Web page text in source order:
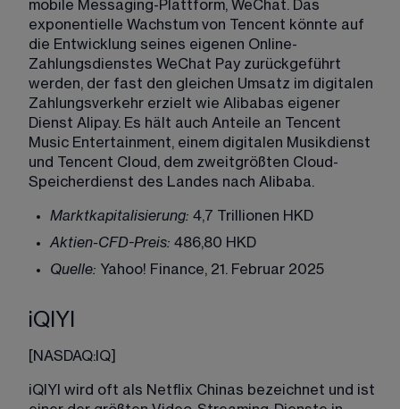
mobile Messaging-Plattform, WeChat. Das
exponentielle Wachstum von Tencent könnte auf
die Entwicklung seines eigenen Online-
Zahlungsdienstes WeChat Pay zurückgeführt
werden, der fast den gleichen Umsatz im digitalen
Zahlungsverkehr erzielt wie Alibabas eigener
Dienst Alipay. Es hält auch Anteile an Tencent
Music Entertainment, einem digitalen Musikdienst
und Tencent Cloud, dem zweitgrößten Cloud-
Speicherdienst des Landes nach Alibaba.
Marktkapitalisierung: 4,7 Trillionen HKD
Aktien-CFD-Preis: 486,80 HKD
Quelle: Yahoo! Finance, 21. Februar 2025
iQIYI
[NASDAQ:IQ]
iQIYI wird oft als Netflix Chinas bezeichnet und ist